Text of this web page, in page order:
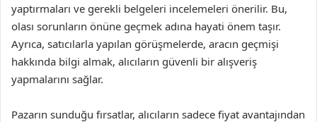
yaptırmaları ve gerekli belgeleri incelemeleri önerilir. Bu,
olası sorunların önüne geçmek adına hayati önem taşır.
Ayrıca, satıcılarla yapılan görüşmelerde, aracın geçmişi
hakkında bilgi almak, alıcıların güvenli bir alışveriş
yapmalarını sağlar.
Pazarın sunduğu fırsatlar, alıcıların sadece fiyat avantajından